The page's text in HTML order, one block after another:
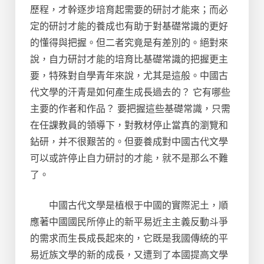
歷程，才幹逐步培育起需要的研討才能來；而必
定的研討才能的養成也有助于對基礎常識的更好
的懂得與把握。但二者究竟是有差別的。絕對來
說，自力研討才能的培育比基礎常識的把握更主
要，特殊對自學青年來說，尤其是這般。中國古
代文學的汗青是如何產生成長過去的？ 它有哪些
主要的作者和作品？ 要把握這些基礎常識，只需
在任課教員的領導下，對教材停止當真的瀏覽和
鉆研，并不很艱苦的。但要養成對中國古代文學
可以或許停止自力研討的才能，就不是那么不難
了。
中國古代文學是植根于中國的實際泥土，順
應著中國國民所停止的新平易近主主義反動斗爭
的需求而生長成長起來的，它既是我國傳統的平
易近族文學的新的成長，又遭到了本國提高文學